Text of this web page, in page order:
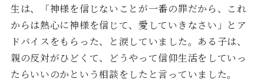
生は、「神様を信じないことが一番の罪だから、これ
からは熱心に神様を信じて、愛していきなさい」とア
ドバイスをもらった、と涙していました。ある子は、
親の反対がひどくて、どうやって信仰生活をしていっ
たらいいのかという相談をしたと言っていました。